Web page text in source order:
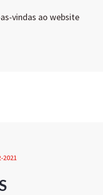
vindas ao website
2021